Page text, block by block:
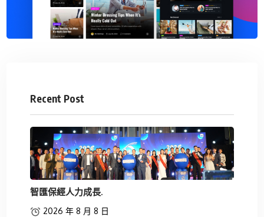
Recent Post
智匯保經人力成長.
2026 年 8 月 8 日